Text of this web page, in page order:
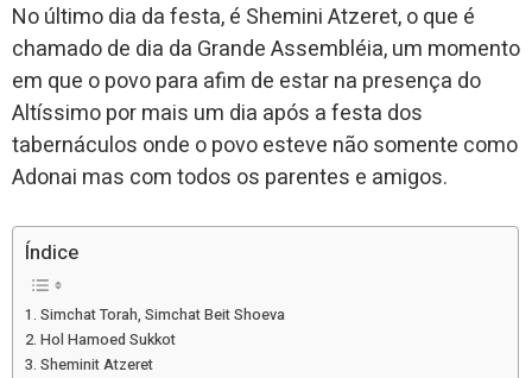
No último dia da festa, é Shemini Atzeret, o que é
chamado de dia da Grande Assembléia, um momento
em que o povo para afim de estar na presença do
Altíssimo por mais um dia após a festa dos
tabernáculos onde o povo esteve não somente como
Adonai mas com todos os parentes e amigos.
Índice
Simchat Torah, Simchat Beit Shoeva
Hol Hamoed Sukkot
Sheminit Atzeret